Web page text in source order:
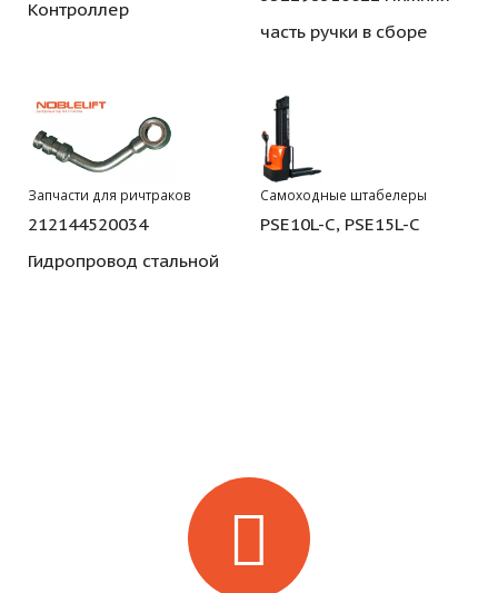
Контроллер
часть ручки в сборе
Запчасти для ричтраков
212144520034
Гидропровод стальной
Самоходные штабелеры
PSE10L-C, PSE15L-C